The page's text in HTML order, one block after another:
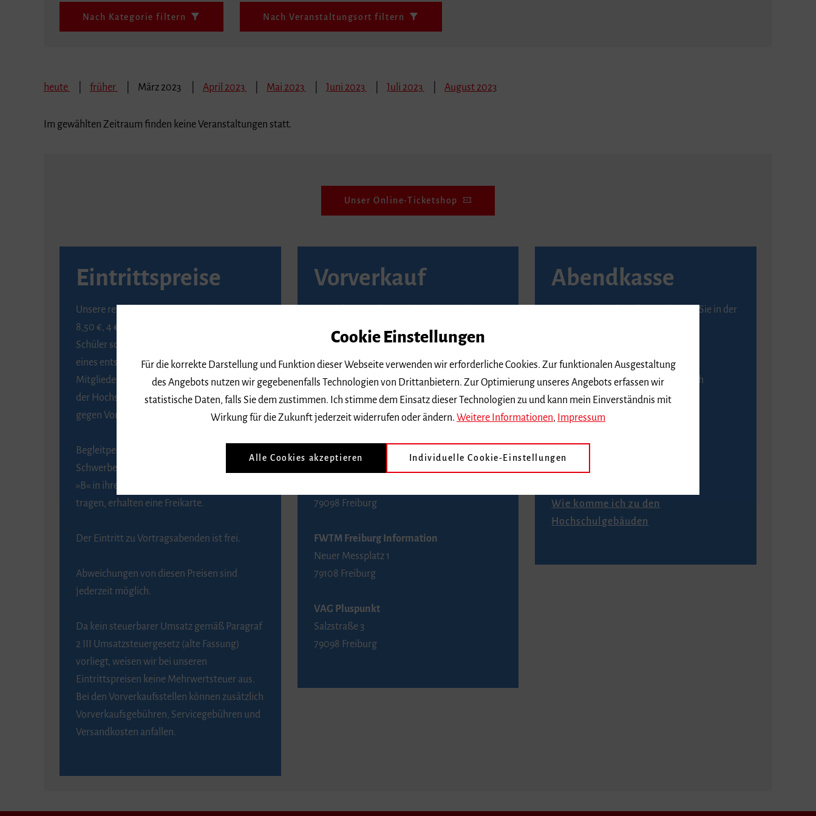
Nach Kategorie filtern Nach Veranstaltungsort filtern
heute früher März 2023 April 2023 Mai 2023 Juni 2023 Juli 2023 August 2023
Im gewählten Zeitraum finden keine Veranstaltungen statt.
Unser Online-Ticketshop
Eintrittspreise
Unsere regulären Eintrittspreise betragen
8,50 €, 4 € ermäßigt für Schülerinnen und
Schüler sowie Studierende gegen Vorlage
eines entsprechenden Nachweises, 6 € für
Mitglieder der Gesellschaft zur Förderung
der Hochschule für Musik Freiburg e. V.
gegen Vorlage des Mitgliedsausweises.
Begleitpersonen von Menschen mit
Schwerbehinderung, die das Merkzeichen
»B« in ihrem Schwerbehindertenausweis
tragen, erhalten eine Freikarte.
Der Eintritt zu Vortragsabenden ist frei.
Abweichungen von diesen Preisen sind
jederzeit möglich.
Da kein steuerbarer Umsatz gemäß Paragraf
2 III Umsatzsteuergesetz (alte Fassung)
vorliegt, weisen wir bei unseren
Eintrittspreisen keine Mehrwertsteuer aus.
Bei den Vorverkaufsstellen können zusätzlich
Vorverkaufsgebühren, Servicegebühren und
Versandkosten anfallen.
Vorverkauf
Seite von Reservix.
BZ-Kartenservice Freiburg
Kaiser-Joseph-Straße 229
79098 Freiburg
Telefon 0761 4968888 (Reservierungen sind
79098 Freiburg
FWTM Freiburg Information
Neuer Messplatz 1
79108 Freiburg
VAG Pluspunkt
Salzstraße 3
79098 Freiburg
Abendkasse
Karten an der Abendkasse erhalten Sie in der
An der Abendkasse ist ausschließlich
Barzahlung möglich.
Anfahrt
Wie komme ich zu den
Hochschulgebäuden
Cookie Einstellungen
Für die korrekte Darstellung und Funktion dieser Webseite verwenden wir erforderliche Cookies. Zur funktionalen Ausgestaltung
des Angebots nutzen wir gegebenenfalls Technologien von Drittanbietern. Zur Optimierung unseres Angebots erfassen wir
statistische Daten, falls Sie dem zustimmen. Ich stimme dem Einsatz dieser Technologien zu und kann mein Einverständnis mit
Wirkung für die Zukunft jederzeit widerrufen oder ändern. Weitere Informationen, Impressum
Alle Cookies akzeptieren Individuelle Cookie-Einstellungen